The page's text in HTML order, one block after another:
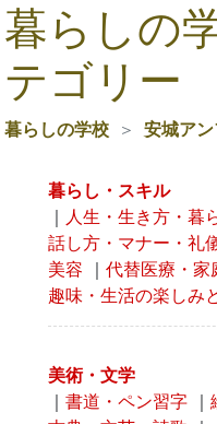
暮らしの
テゴリー
暮らしの学校 安城ア
暮らし・スキル
｜ 人生・生き方・暮
話し方・マナー・礼
美容 ｜ 代替医療・家
趣味・生活の楽しみ
美術・文学
｜ 書道・ペン習字 ｜